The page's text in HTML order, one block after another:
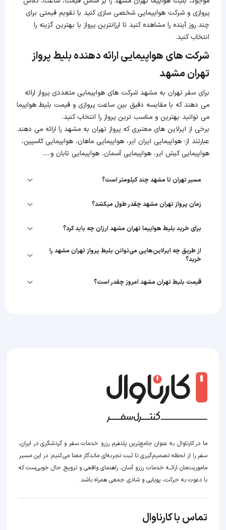
پروازی و شرکت هواپیمایی شخصی سازی کنید یا تقویم قیمتی برای
چند روز آینده را مشاهده کنید تا ارزانترین پرواز یا بهترین گزینه را
انتخاب کنید.
شرکت های هواپیمایی ارائه دهنده بلیط پرواز
تهران مشهد
برای سفر تهران به مشهد شرکت های هواپیمایی متعددی پرواز ارائه
می دهند که با مقایسه دقیق بین ساعت پروازی و قیمت بلیط هواپیما
می توانید بهترین و مناسب ترین پرواز را انتخاب کنید.
برخی از ایرلاین های معتبری که پرواز تهران به مشهد را ارائه می دهند
عبارتند از: هواپیمایی ایران ایر، هواپیمایی ماهان، هواپیمایی کاسپین،
هواپیمایی کیش ایر، هواپیمایی آسمان، هواپیمایی تابان و.....
مسیر تهران تا مشهد چند کیلومتر است؟
زمان پرواز تهران مشهد چقدر طول میکشد؟
برای خرید بلیط هواپیما تهران مشهد ارزان چه باید کرد؟
از طریق چه ایرلاین‌هایی می‌توانن بلیط پرواز تهران مشهد را
خرید؟
قیمت بلیط تهران مشهد امروز چقدر است؟
ما در کارناوال به عنوان جامع‌ترین پلتفرم رزرو خدمات سفر و گردشگری در ایران،
سفر را از لحظه‌ تصمیم‌گیری تا ثبت تجربه‌ای ماندگار معنا می‌کنیم؛ در این مسیر‍
ماموریت‌مان اراﺋــﻪ خدمات رزرو آسان، راهنمای واقعی و ترویج حال خوبی‌ست که
با دعوت به حرکت، پویایی و شادی جمعی همراه باشد.
تماس با کارناوال